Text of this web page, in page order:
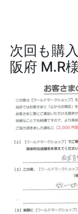
次回も購
阪府 M.R